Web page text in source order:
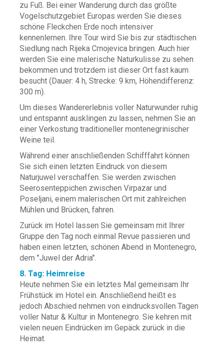
zu Fuß. Bei einer Wanderung durch das größte
Vogelschutzgebiet Europas werden Sie dieses
schöne Fleckchen Erde noch intensiver
kennenlernen. Ihre Tour wird Sie bis zur städtischen
Siedlung nach Rijeka Crnojevica bringen. Auch hier
werden Sie eine malerische Naturkulisse zu sehen
bekommen und trotzdem ist dieser Ort fast kaum
besucht (Dauer: 4 h, Strecke: 9 km, Höhendifferenz:
300 m).
Um dieses Wandererlebnis voller Naturwunder ruhig
und entspannt ausklingen zu lassen, nehmen Sie an
einer Verkostung traditioneller montenegrinischer
Weine teil.
Während einer anschließenden Schifffahrt können
Sie sich einen letzten Eindruck von diesem
Naturjuwel verschaffen. Sie werden zwischen
Seerosenteppichen zwischen Virpazar und
Poseljani, einem malerischen Ort mit zahlreichen
Mühlen und Brücken, fahren.
Zurück im Hotel lassen Sie gemeinsam mit Ihrer
Gruppe den Tag noch einmal Revue passieren und
haben einen letzten, schönen Abend in Montenegro,
dem "Juwel der Adria".
8. Tag: Heimreise
Heute nehmen Sie ein letztes Mal gemeinsam Ihr
Frühstück im Hotel ein. Anschließend heißt es
jedoch Abschied nehmen von eindrucksvollen Tagen
voller Natur & Kultur in Montenegro. Sie kehren mit
vielen neuen Eindrücken im Gepäck zurück in die
Heimat.